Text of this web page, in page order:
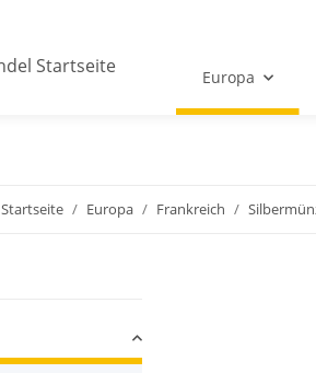
Europa
Startseite Europa Frankreich